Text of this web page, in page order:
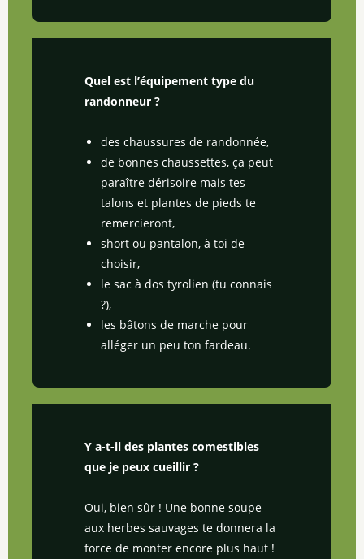
Quel est l’équipement type du
randonneur ?
des chaussures de randonnée,
de bonnes chaussettes, ça peut
paraître dérisoire mais tes
talons et plantes de pieds te
remercieront,
short ou pantalon, à toi de
choisir,
le sac à dos tyrolien (tu connais
?),
les bâtons de marche pour
alléger un peu ton fardeau.
Y a-t-il des plantes comestibles
que je peux cueillir ?
Oui, bien sûr ! Une bonne soupe
aux herbes sauvages te donnera la
force de monter encore plus haut !